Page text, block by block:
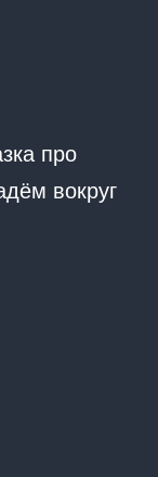
про
вокруг